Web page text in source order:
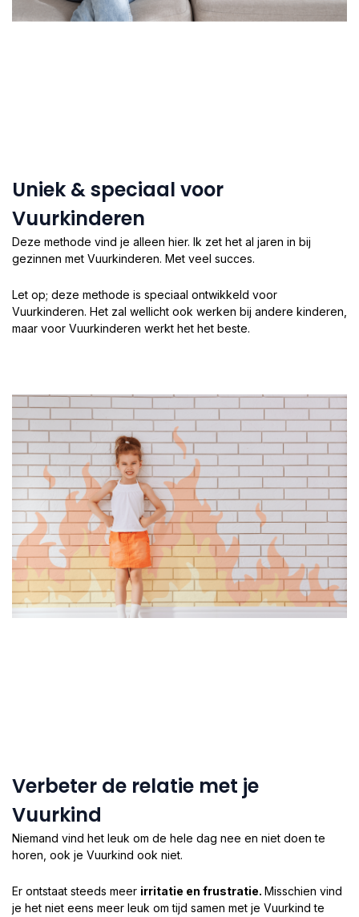
Uniek & speciaal voor
Vuurkinderen
Deze methode vind je alleen hier. Ik zet het al jaren in bij
gezinnen met Vuurkinderen. Met veel succes.
Let op; deze methode is speciaal ontwikkeld voor
Vuurkinderen. Het zal wellicht ook werken bij andere kinderen,
maar voor Vuurkinderen werkt het het beste.​
Verbeter de relatie met je
Vuurkind
Niemand vind het leuk om de hele dag nee en niet doen te
horen, ook je Vuurkind ook niet.
Er ontstaat steeds meer irritatie en frustratie. Misschien vind
je het niet eens meer leuk om tijd samen met je Vuurkind te